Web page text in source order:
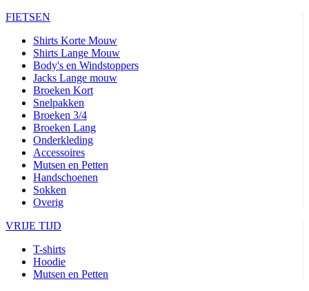
FIETSEN
Shirts Korte Mouw
Shirts Lange Mouw
Body's en Windstoppers
Jacks Lange mouw
Broeken Kort
Snelpakken
Broeken 3/4
Broeken Lang
Onderkleding
Accessoires
Mutsen en Petten
Handschoenen
Sokken
Overig
VRIJE TIJD
T-shirts
Hoodie
Mutsen en Petten